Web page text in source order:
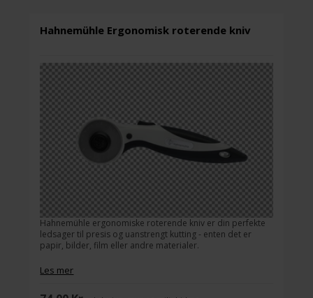
Hahnemühle Ergonomisk roterende kniv
Hahnemühle ergonomiske roterende kniv er din perfekte
ledsager til presis og uanstrengt kutting - enten det er
papir, bilder, film eller andre materialer.
Les mer